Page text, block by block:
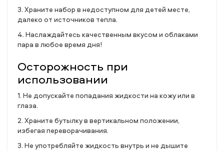
3. Храните набор в недоступном для детей месте,
далеко от источников тепла.
4. Наслаждайтесь качественным вкусом и облаками
пара в любое время дня!
Осторожность при
использовании
1. Не допускайте попадания жидкости на кожу или в
глаза.
2. Храните бутылку в вертикальном положении,
избегая переворачивания.
3. Не употребляйте жидкость внутрь и не дышите